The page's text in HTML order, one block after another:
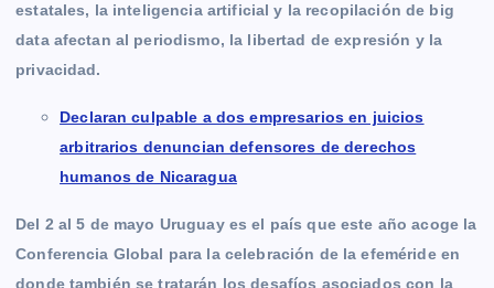
r
estatales, la inteligencia artificial y la recopilación de big
data afectan al periodismo, la libertad de expresión y la
privacidad.
Declaran culpable a dos empresarios en juicios
arbitrarios denuncian defensores de derechos
humanos de Nicaragua
Del 2 al 5 de mayo Uruguay es el país que este año acoge la
Conferencia Global para la celebración de la efeméride en
donde también se tratarán los desafíos asociados con la